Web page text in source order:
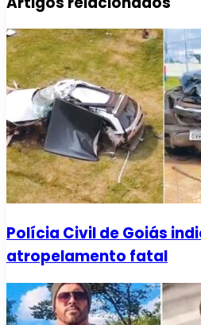
Polícia Civil de Goiás
atropelamento fatal